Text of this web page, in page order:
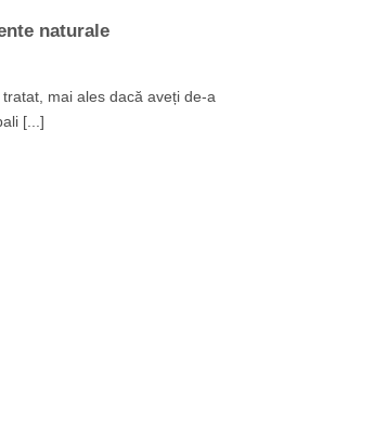
naturale
mai ales dacă aveți de-a
[...]